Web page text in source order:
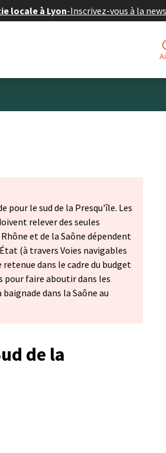
locale à Lyon-Inscrivez-vous à la
pour le sud de la Presqu'île. Les
relever des seules
et de la Saône dépendent
(à travers Voies navigables
dans le cadre du budget
pour faire aboutir dans les
dans la Saône au
de la